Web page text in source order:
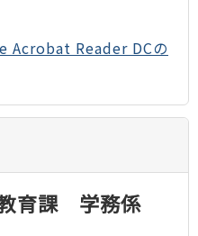
Acrobat Reader DCの
育課 学務係